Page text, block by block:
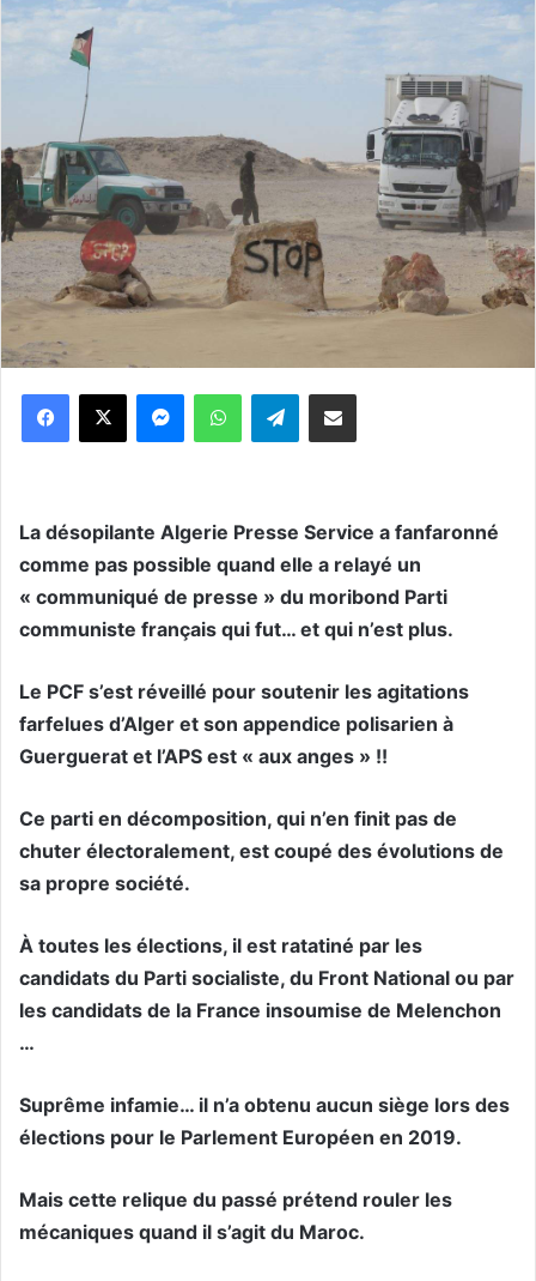
WhatsApp Telegram
La désopilante Algerie Presse Service a fanfaronné
comme pas possible quand elle a relayé un
« communiqué de presse » du moribond Parti
communiste français qui fut… et qui n’est plus.
Le PCF s’est réveillé pour soutenir les agitations
farfelues d’Alger et son appendice polisarien à
Guerguerat et l’APS est « aux anges » !!
Ce parti en décomposition, qui n’en finit pas de
chuter électoralement, est coupé des évolutions de
sa propre société.
À toutes les élections, il est ratatiné par les
candidats du Parti socialiste, du Front National ou par
les candidats de la France insoumise de Melenchon
…
Suprême infamie… il n’a obtenu aucun siège lors des
élections pour le Parlement Européen en 2019.
Mais cette relique du passé prétend rouler les
mécaniques quand il s’agit du Maroc.